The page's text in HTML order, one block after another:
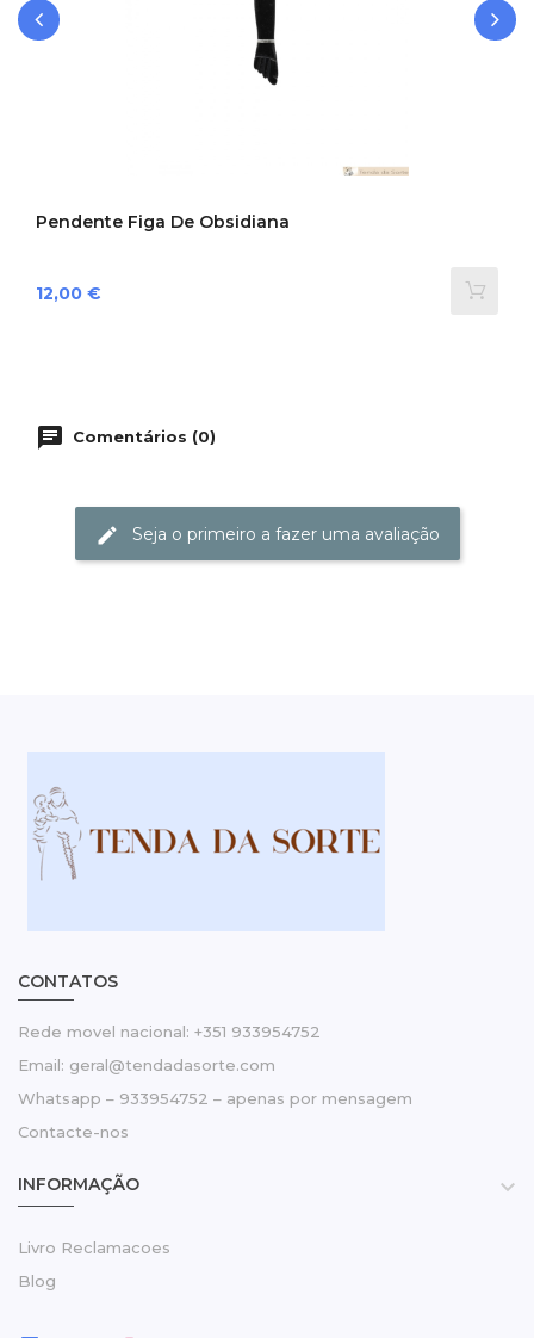
Pendente Figa De Obsidiana
Preço
12,00 €
Comentários (0)
Seja o primeiro a fazer uma avaliação
CONTATOS
Rede movel nacional: +351 933954752
Email: geral@tendadasorte.com
Whatsapp – 933954752 – apenas por mensagem
Contacte-nos
INFORMAÇÃO 
Livro Reclamacoes
Blog